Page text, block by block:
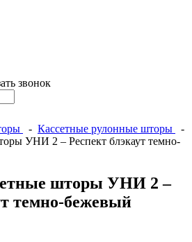
звонок
- Кассетные рулонные шторы
-
УНИ 2 – Респект блэкаут темно-
шторы УНИ 2 –
темно-бежевый